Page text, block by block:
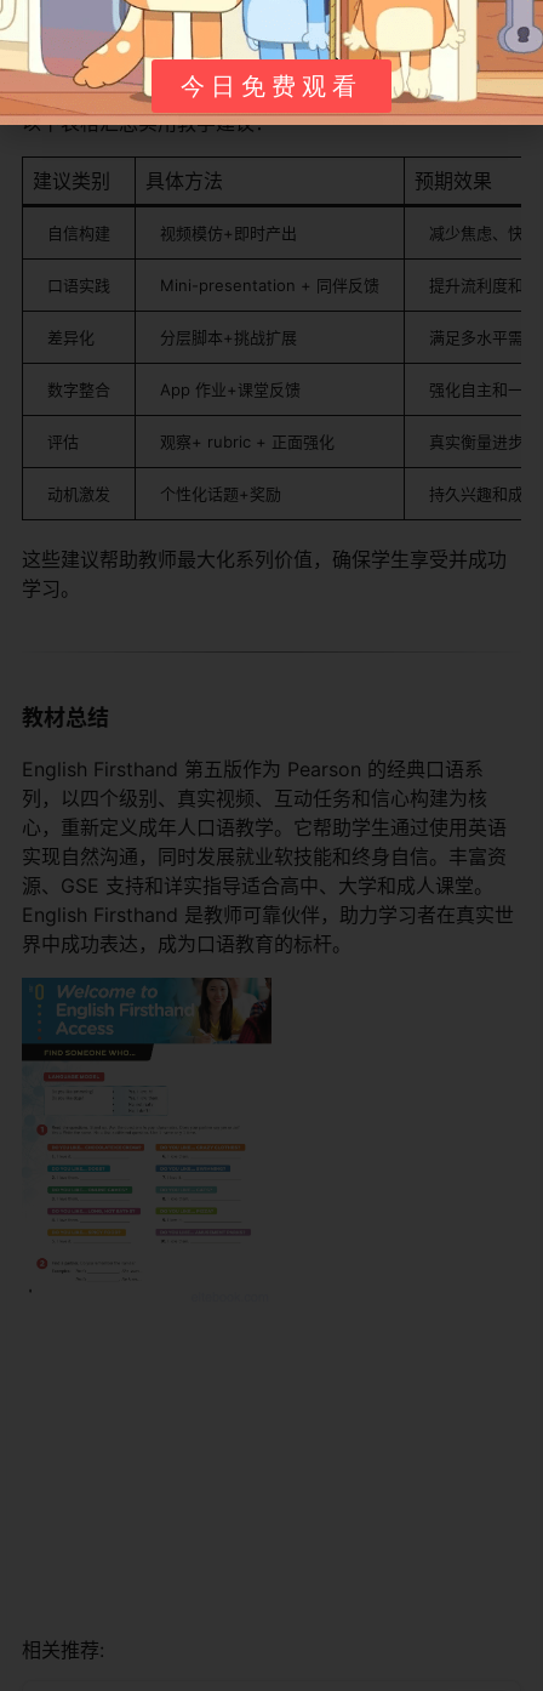
评估结合形成性（观察参与）和总结性（口语测试），强
调正面反馈。课堂规则：鼓励尝试、无惧错误，用奖励系
统维持动机。
以下表格汇总实用教学建议：
建议类别 具体方法 预期效果
自信构建 视频模仿+即时产出 减少焦虑、快
口语实践 Mini-presentation + 同伴反馈 提升流利度和
差异化 分层脚本+挑战扩展 满足多水平需求
数字整合 App 作业+课堂反馈 强化自主和一致
评估 观察+ rubric + 正面强化 真实衡量进步
动机激发 个性化话题+奖励 持久兴趣和成就
这些建议帮助教师最大化系列价值，确保学生享受并成功
学习。
教材总结
English Firsthand 第五版作为 Pearson 的经典口语系
列，以四个级别、真实视频、互动任务和信心构建为核
心，重新定义成年人口语教学。它帮助学生通过使用英语
实现自然沟通，同时发展就业软技能和终身自信。丰富资
源、GSE 支持和详实指导适合高中、大学和成人课堂。
English Firsthand 是教师可靠伙伴，助力学习者在真实世
界中成功表达，成为口语教育的标杆。
今日免费观看